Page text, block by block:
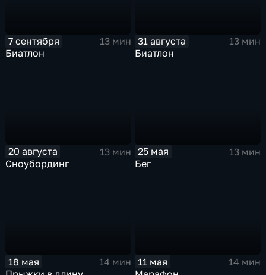
7 сентября
13 мин
Биатлон
31 августа
13 мин
Биатлон
20 августа
13 мин
Сноубординг
25 мая
13 мин
Бег
18 мая
14 мин
11 мая
14 мин